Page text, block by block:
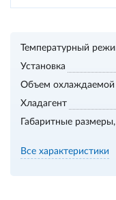
Температурный
Установка
Объем
Хладагент
Габаритные
Все характеристики